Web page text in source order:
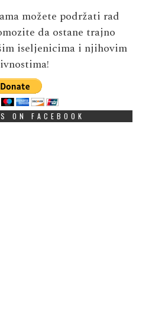
možete podržati rad
da ostane trajno
iseljenicima i njihovim
ON FACEBOOK